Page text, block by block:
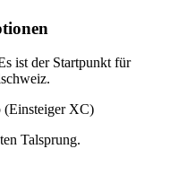
ist der Startpunkt für
(Einsteiger XC)
Talsprung.